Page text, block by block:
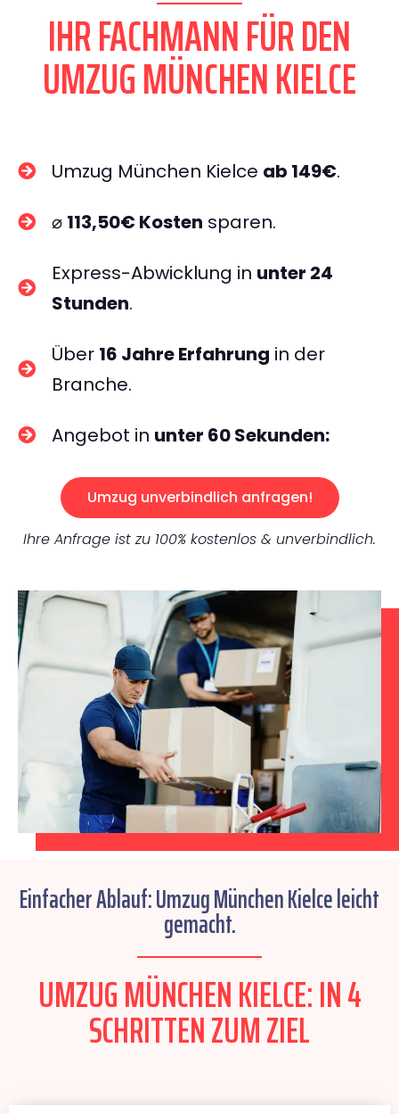
IHR FACHMANN FÜR DEN
UMZUG MÜNCHEN KIELCE
Umzug München Kielce ab 149€.
⌀ 113,50€ Kosten sparen.
Express-Abwicklung in unter 24
Stunden.
Über 16 Jahre Erfahrung in der
Branche.
Angebot in unter 60 Sekunden:
Umzug unverbindlich anfragen!
Ihre Anfrage ist zu 100% kostenlos & unverbindlich.
Einfacher Ablauf: Umzug München Kielce leicht
gemacht.
UMZUG MÜNCHEN KIELCE: IN 4
SCHRITTEN ZUM ZIEL